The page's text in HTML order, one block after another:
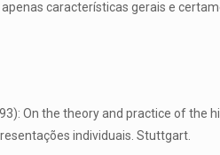
características gerais e
On the theory and practice of the
individuais. Stuttgart.